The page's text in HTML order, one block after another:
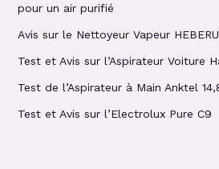
pour un air purifié
Avis sur le Nettoyeur Vapeur
Test et Avis sur l’Aspirateur Voiture
Test de l’Aspirateur à Main Anktel
Test et Avis sur l’Electrolux Pure C9